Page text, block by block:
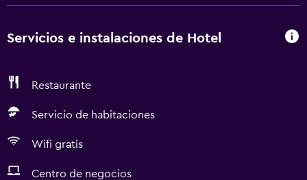
Servicios e instalaciones de Hotel
Restaurante
Servicio de habitaciones
Wifi gratis
Centro de negocios